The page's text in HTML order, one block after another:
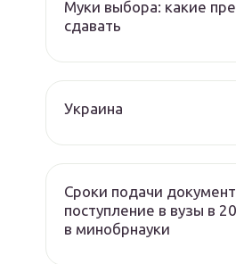
Муки выбора: какие
сдавать
Украина
Сроки подачи
поступление в вузы в
в минобрнауки